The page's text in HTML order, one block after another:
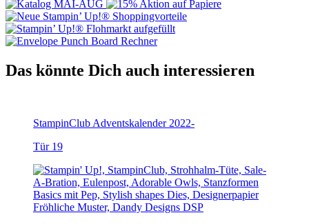
Das könnte Dich auch interessieren
StampinClub Adventskalender 2022-
Tür 19